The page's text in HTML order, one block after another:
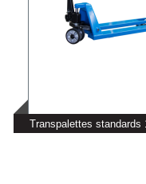
Transpalettes standards